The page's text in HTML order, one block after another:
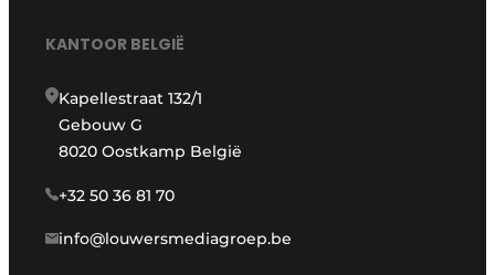
KANTOOR BELGIË
Kapellestraat 132/1
Gebouw G
8020 Oostkamp België
+32 50 36 81 70
info@louwersmediagroep.be